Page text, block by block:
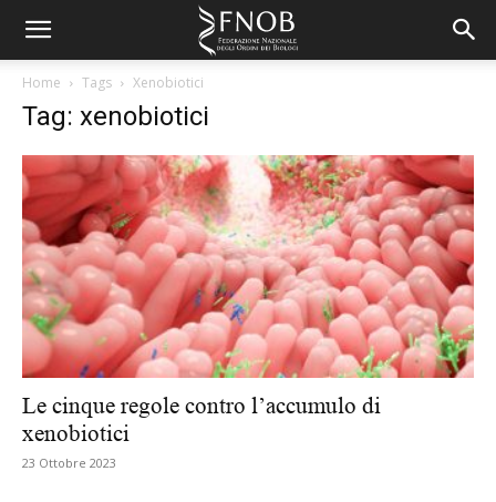
Home Tags Xenobiotici
Tag: xenobiotici
Le cinque regole contro l’accumulo di
xenobiotici
23 Ottobre 2023